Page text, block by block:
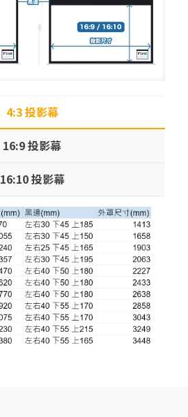
4:3 投影幕
16:9 投影幕
16:10 投影幕